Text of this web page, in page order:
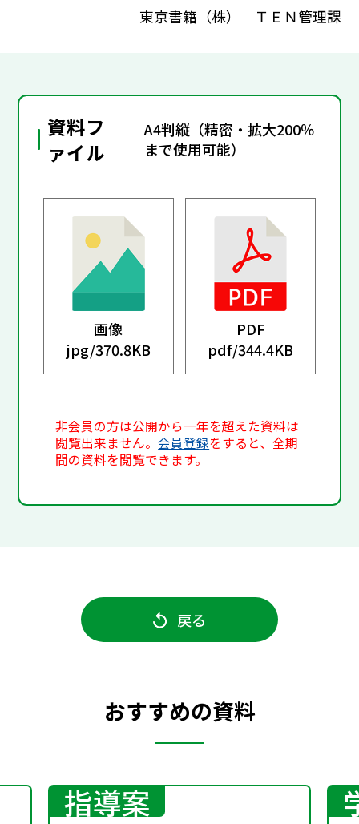
東京書籍（株） ＴＥＮ管理課
資料フ
ァイル
A4判縦（精密・拡大200％
まで使用可能）
画像
jpg/370.8KB
PDF
pdf/344.4KB
非会員の方は公開から一年を超えた資料は
閲覧出来ません。会員登録をすると、全期
間の資料を閲覧できます。
戻る
おすすめの資料
指導案